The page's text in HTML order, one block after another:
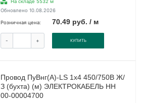
На складе 5532 м
Обновлено 10.08.2026
Розничная цена: 70.49 руб. / м
- + КУПИТЬ
Провод ПуВнг(А)-LS 1х4 450/750В Ж/
З (бухта) (м) ЭЛЕКТРОКАБЕЛЬ НН
00-00004700